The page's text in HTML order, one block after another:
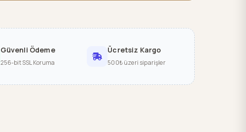
Güvenli Ödeme
256-bit SSL Koruma
Ücretsiz Kargo
500₺ üzeri siparişler